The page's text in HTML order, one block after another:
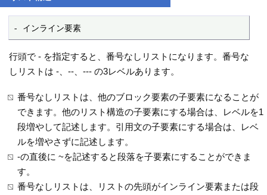
- インライン要素
行頭で - を指定すると、番号なしリストになります。番号な
しリストは -、--、--- の3レベルあります。
番号なしリストは、他のブロック要素の子要素になることが
できます。他のリスト構造の子要素にする場合は、レベルを1
段増やして記述します。引用文の子要素にする場合は、レベ
ルを増やさずに記述します。
-の直後に ~を記述すると段落を子要素にすることができま
す。
番号なしリストは、リストの先頭がインライン要素または段